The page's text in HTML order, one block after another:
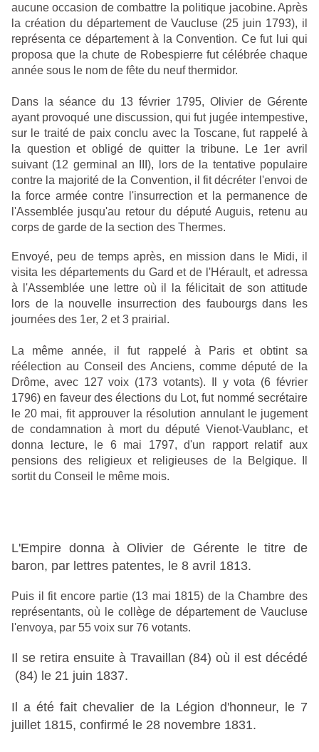
aucune occasion de combattre la politique jacobine. Après
la création du département de Vaucluse (25 juin 1793), il
représenta ce département à la Convention. Ce fut lui qui
proposa que la chute de Robespierre fut célébrée chaque
année sous le nom de fête du neuf thermidor.
Dans la séance du 13 février 1795, Olivier de Gérente
ayant provoqué une discussion, qui fut jugée intempestive,
sur le traité de paix conclu avec la Toscane, fut rappelé à
la question et obligé de quitter la tribune. Le 1er avril
suivant (12 germinal an III), lors de la tentative populaire
contre la majorité de la Convention, il fit décréter l'envoi de
la force armée contre l'insurrection et la permanence de
l'Assemblée jusqu'au retour du député Auguis, retenu au
corps de garde de la section des Thermes.
Envoyé, peu de temps après, en mission dans le Midi, il
visita les départements du Gard et de l'Hérault, et adressa
à l'Assemblée une lettre où il la félicitait de son attitude
lors de la nouvelle insurrection des faubourgs dans les
journées des 1er, 2 et 3 prairial.
La même année, il fut rappelé à Paris et obtint sa
réélection au Conseil des Anciens, comme député de la
Drôme, avec 127 voix (173 votants). Il y vota (6 février
1796) en faveur des élections du Lot, fut nommé secrétaire
le 20 mai, fit approuver la résolution annulant le jugement
de condamnation à mort du député Vienot-Vaublanc, et
donna lecture, le 6 mai 1797, d'un rapport relatif aux
pensions des religieux et religieuses de la Belgique. Il
sortit du Conseil le même mois.
L'Empire donna à Olivier de Gérente le titre de
baron, par lettres patentes, le 8 avril 1813.
Puis il fit encore partie (13 mai 1815) de la Chambre des
représentants, où le collège de département de Vaucluse
l'envoya, par 55 voix sur 76 votants.
Il se retira ensuite à Travaillan (84) où il est décédé
(84) le 21 juin 1837.
Il a été fait chevalier de la Légion d'honneur, le 7
juillet 1815, confirmé le 28 novembre 1831.